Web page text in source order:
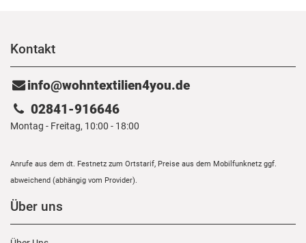
Kontakt
info@wohntextilien4you.de
02841-916646
Montag - Freitag, 10:00 - 18:00
Anrufe aus dem dt. Festnetz zum Ortstarif, Preise aus dem Mobilfunknetz ggf.
abweichend (abhängig vom Provider).
Über uns